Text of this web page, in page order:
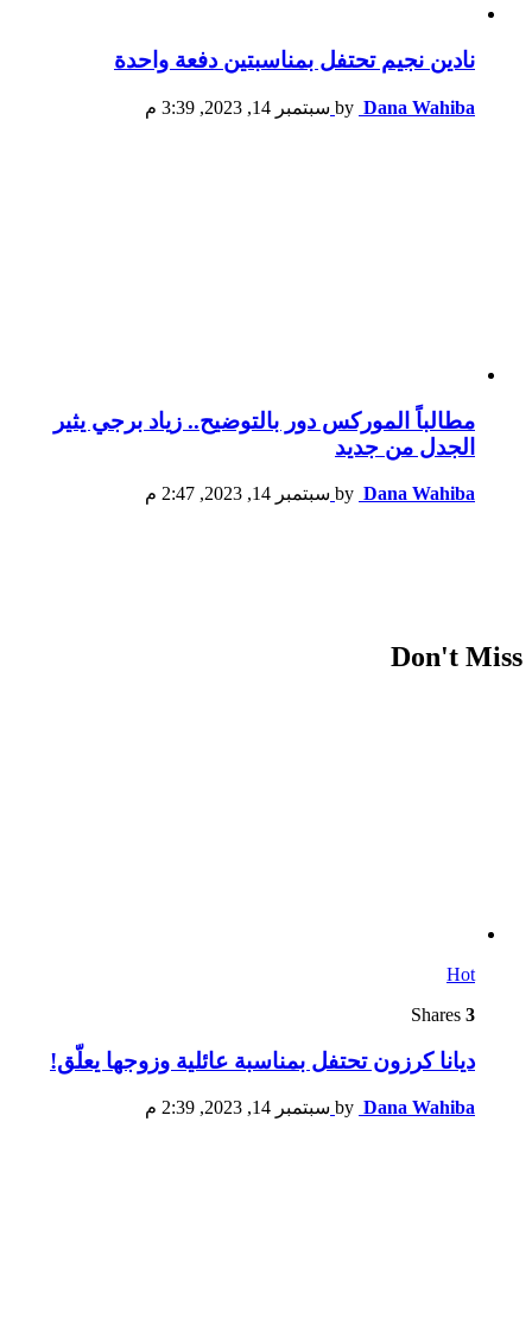
نادين نجيم تحتفل بمناسبتين دفعة واحدة
by Dana Wahiba سبتمبر 14, 2023, 3:39 م
مطالباً الموركس دور بالتوضيح.. زياد برجي يثير
الجدل من جديد
by Dana Wahiba سبتمبر 14, 2023, 2:47 م
Don't Miss
Hot
3
ديانا كرزون تحتفل بمناسبة عائلية وزوجها يعلّق!
by Dana Wahiba سبتمبر 14, 2023, 2:39 م